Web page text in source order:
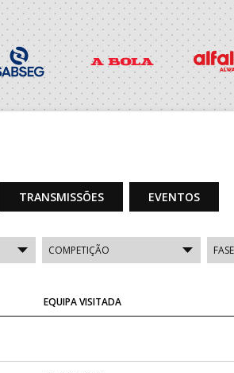
TRANSMISSÕES EVENTOS
EQUIPA VISITADA